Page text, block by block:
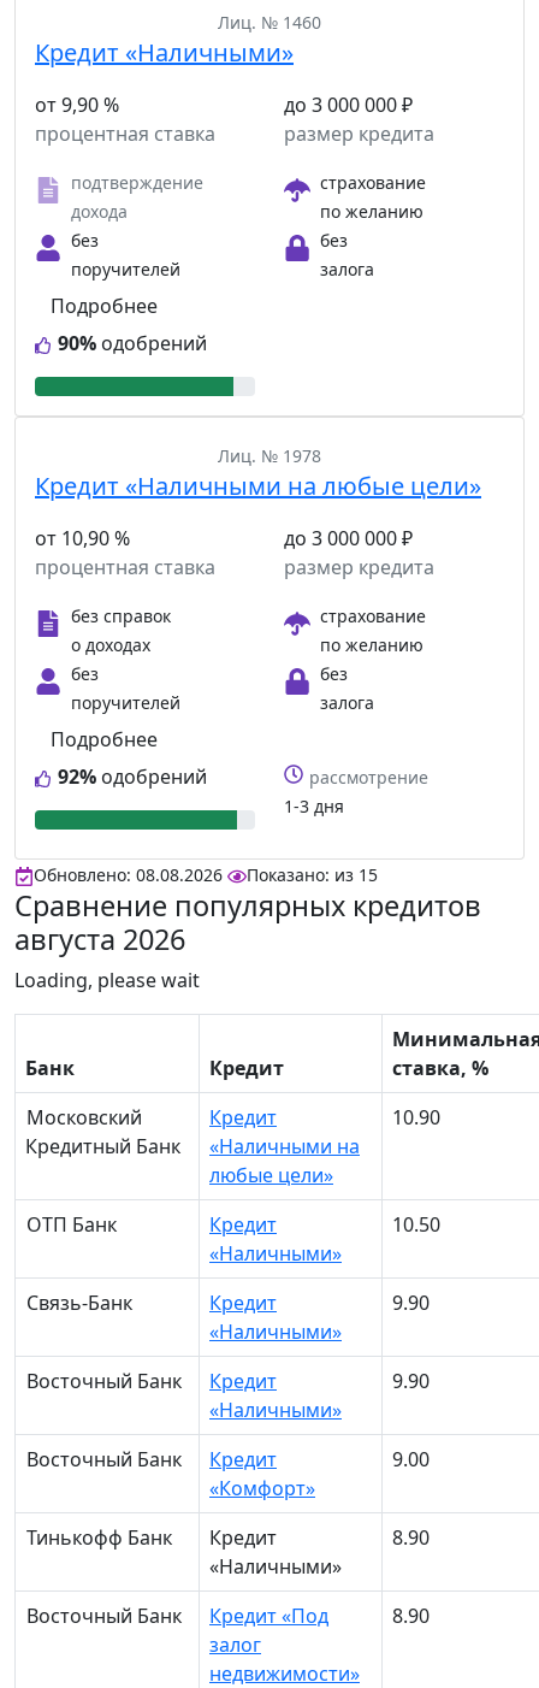
Лиц. № 1460
Кредит «Наличными»
от 9,90 %
процентная ставка
до 3 000 000 ₽
размер кредита
подтверждение
дохода
страхование
по желанию
без
поручителей
без
залога
90% одобрений
Подробнее
Лиц. № 1978
Кредит «Наличными на любые цели»
от 10,90 %
процентная ставка
до 3 000 000 ₽
размер кредита
без справок
о доходах
страхование
по желанию
без
поручителей
без
залога
92% одобрений
Подробнее
рассмотрение
1-3 дня
Обновлено: 08.08.2026 Показано: из 15
Сравнение популярных кредитов
августа 2026
Loading, please wait
Банк Кредит
ставка, %
Московский
Кредитный Банк
Кредит
«Наличными на
любые цели»
10.90
ОТП Банк
Кредит
«Наличными»
10.50
Связь-Банк
Кредит
«Наличными»
9.90
Восточный Банк
Кредит
«Наличными»
9.90
Восточный Банк
Кредит
«Комфорт»
9.00
Тинькофф Банк
Кредит
«Наличными»
8.90
Восточный Банк
Кредит «Под
залог
недвижимости»
8.90